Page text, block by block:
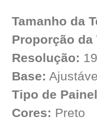
Tamanho da
Proporção da
Resolução:
Base:
Tipo de
Cores: Preto